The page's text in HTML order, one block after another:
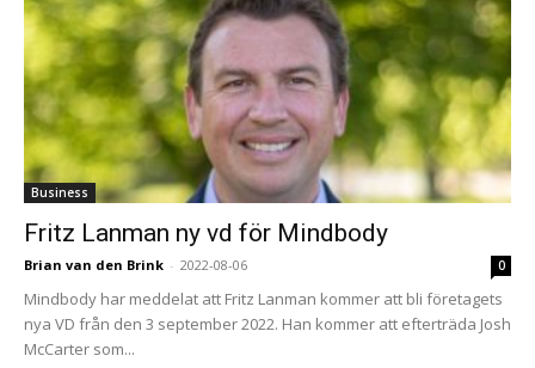
Business
Fritz Lanman ny vd för Mindbody
Brian van den Brink - 2022-08-06 0
Mindbody har meddelat att Fritz Lanman kommer att bli företagets
nya VD från den 3 september 2022. Han kommer att efterträda Josh
McCarter som...